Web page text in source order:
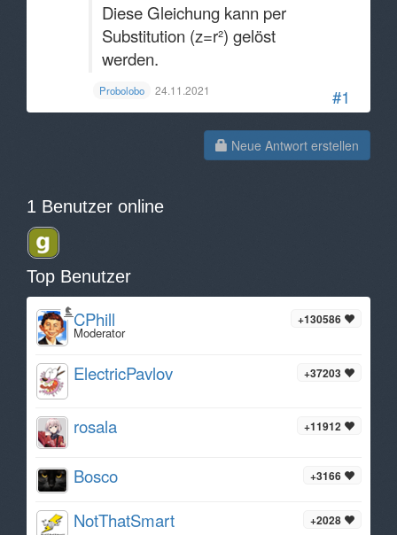
#1
Diese Gleichung kann per
Substitution (z=r²) gelöst
werden.
Probolobo 24.11.2021
Neue Antwort erstellen
1 Benutzer online
Top Benutzer
+130586
CPhill
Moderator
+37203
ElectricPavlov
+11912
rosala
+3166
Bosco
+2028
NotThatSmart